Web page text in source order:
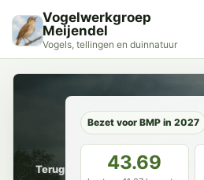
Vogelwerkgroep
Meijendel
Vogels, tellingen en duinnatuur
Terug
Bezet voor BMP in 2027
43.69